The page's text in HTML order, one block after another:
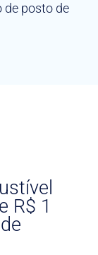
posto de
R$ 1